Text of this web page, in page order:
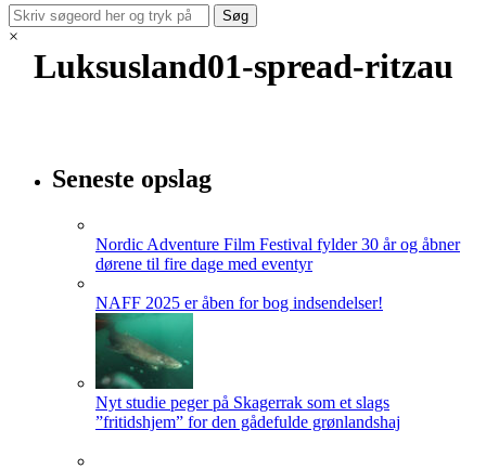
×
Luksusland01-spread-ritzau
Seneste opslag
Nordic Adventure Film Festival fylder 30 år og åbner
dørene til fire dage med eventyr
NAFF 2025 er åben for bog indsendelser!
Nyt studie peger på Skagerrak som et slags
”fritidshjem” for den gådefulde grønlandshaj